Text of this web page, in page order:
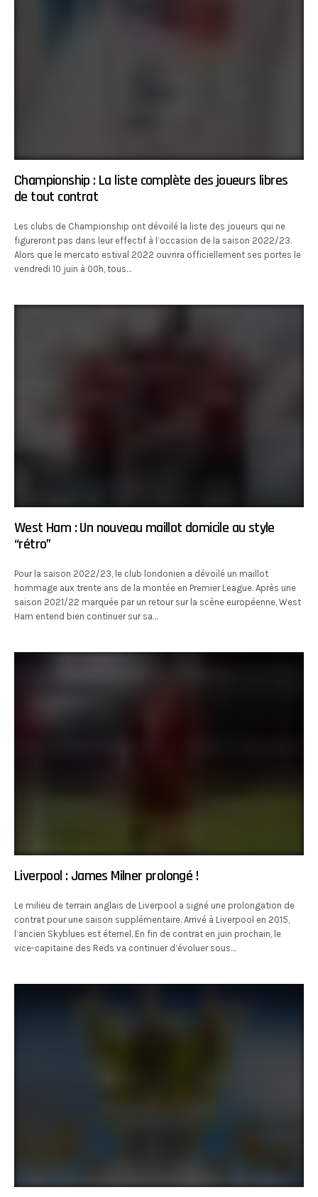
Championship : La liste complète des joueurs libres
de tout contrat
Les clubs de Championship ont dévoilé la liste des joueurs qui ne
figureront pas dans leur effectif à l’occasion de la saison 2022/23.
Alors que le mercato estival 2022 ouvrira officiellement ses portes le
vendredi 10 juin à 00h, tous…
West Ham : Un nouveau maillot domicile au style
“rétro”
Pour la saison 2022/23, le club londonien a dévoilé un maillot
hommage aux trente ans de la montée en Premier League. Après une
saison 2021/22 marquée par un retour sur la scène européenne, West
Ham entend bien continuer sur sa…
Liverpool : James Milner prolongé !
Le milieu de terrain anglais de Liverpool a signé une prolongation de
contrat pour une saison supplémentaire. Arrivé à Liverpool en 2015,
l’ancien Skyblues est éternel. En fin de contrat en juin prochain, le
vice-capitaine des Reds va continuer d’évoluer sous…